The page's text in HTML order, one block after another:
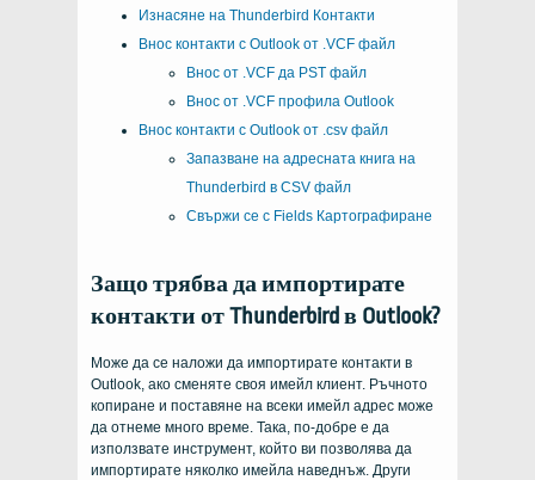
Изнасяне на Thunderbird Контакти
Внос контакти с Outlook от .VCF файл
Внос от .VCF да PST файл
Внос от .VCF профила Outlook
Внос контакти с Outlook от .csv файл
Запазване на адресната книга на
Thunderbird в CSV файл
Свържи се с Fields Картографиране
Защо трябва да импортирате
контакти от Thunderbird в Outlook?
Може да се наложи да импортирате контакти в
Outlook, ако сменяте своя имейл клиент. Ръчното
копиране и поставяне на всеки имейл адрес може
да отнеме много време. Така, по-добре е да
използвате инструмент, който ви позволява да
импортирате няколко имейла наведнъж. Други